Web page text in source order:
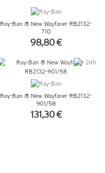
Ray-Ban ® New Wayfarer RB2132-
710
98,80 €
Ray-Ban ® New Wayfarer RB2132-
901/58
131,30 €